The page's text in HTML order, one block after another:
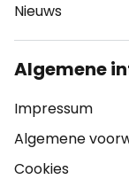
Nieuws
Algemene
Impressum
Algemene
Cookies